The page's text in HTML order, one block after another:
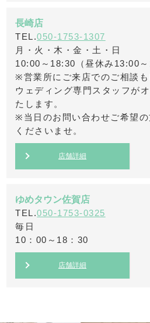
長崎店
TEL.050-1753-1307
月・火・木・金・土・日
10:00～18:30（昼休み13:00
※営業所にご来店でのご相談
ウェディング専門スタッフが
たします。
※当日のお問い合わせご希望
くださいませ。
店舗詳細
ゆめタウン佐賀店
TEL.050-1753-0325
毎日
10：00～18：30
店舗詳細